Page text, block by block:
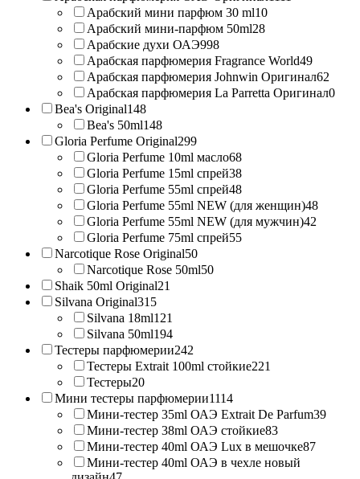
Арабский мини парфюм 30 ml10
Арабский мини-парфюм 50ml28
Арабские духи ОАЭ998
Арабская парфюмерия Fragrance World49
Арабская парфюмерия Johnwin Оригинал62
Арабская парфюмерия La Parretta Оригинал0
Bea's Original148
Bea's 50ml148
Gloria Perfume Original299
Gloria Perfume 10ml масло68
Gloria Perfume 15ml спрей38
Gloria Perfume 55ml спрей48
Gloria Perfume 55ml NEW (для женщин)48
Gloria Perfume 55ml NEW (для мужчин)42
Gloria Perfume 75ml спрей55
Narcotique Rose Original50
Narcotique Rose 50ml50
Shaik 50ml Original21
Silvana Original315
Silvana 18ml121
Silvana 50ml194
Тестеры парфюмерии242
Тестеры Extrait 100ml стойкие221
Тестеры20
Мини тестеры парфюмерии1114
Мини-тестер 35ml ОАЭ Extrait De Parfum39
Мини-тестер 38ml ОАЭ стойкие83
Мини-тестер 40ml ОАЭ Lux в мешочке87
Мини-тестер 40ml ОАЭ в чехле новый